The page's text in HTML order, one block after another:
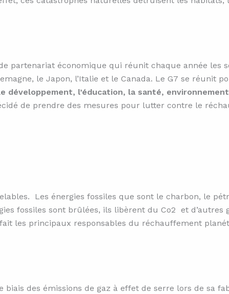
partenariat économique qui réunit chaque année les
le Japon, l’Italie et le Canada. Le G7 se réunit
l’éducation, la santé,
de prendre des mesures pour lutter contre le
Les énergies fossiles que sont le charbon, le
fossiles sont brûlées, ils libèrent du Co2 et d’autres
les principaux responsables du réchauffement
des émissions de gaz à effet de serre lors de sa